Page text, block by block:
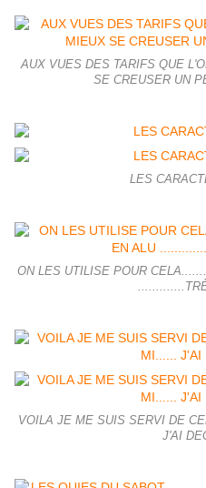
AUX VUES DES TARIFS QUE
SE CREUSER UN
LES
ON LES UTILISE POUR
VOILA JE ME SUIS SERVI DE
J'AI